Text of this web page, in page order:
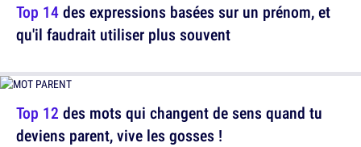
Top 12 des mots qui changent de sens quand tu
deviens parent, vive les gosses !
Top 14des expressions basées sur un prénom, et
qu'il faudrait utiliser plus souvent